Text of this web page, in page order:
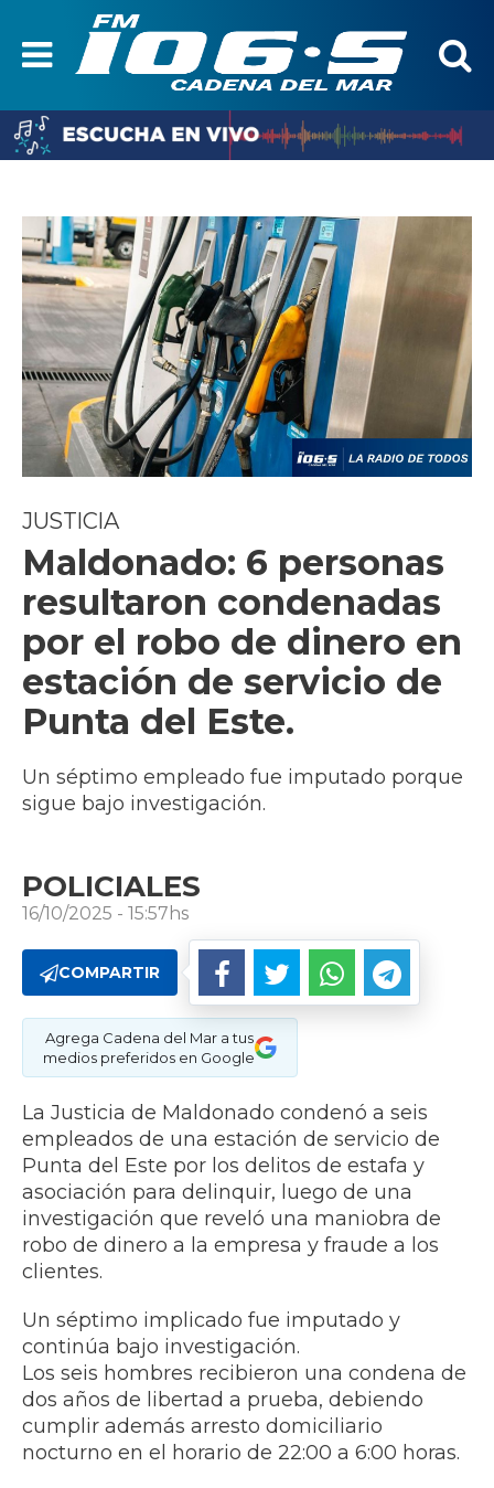
JUSTICIA
Maldonado: 6 personas
resultaron condenadas
por el robo de dinero en
estación de servicio de
Punta del Este.
Un séptimo empleado fue imputado porque
sigue bajo investigación.
POLICIALES
16/10/2025 - 15:57hs
COMPARTIR
Agrega Cadena del Mar a tus
medios preferidos en Google
La Justicia de Maldonado condenó a seis
empleados de una estación de servicio de
Punta del Este por los delitos de estafa y
asociación para delinquir, luego de una
investigación que reveló una maniobra de
robo de dinero a la empresa y fraude a los
clientes.
Un séptimo implicado fue imputado y
continúa bajo investigación.
​Los seis hombres recibieron una condena de
dos años de libertad a prueba, debiendo
cumplir además arresto domiciliario
nocturno en el horario de 22:00 a 6:00 horas.​